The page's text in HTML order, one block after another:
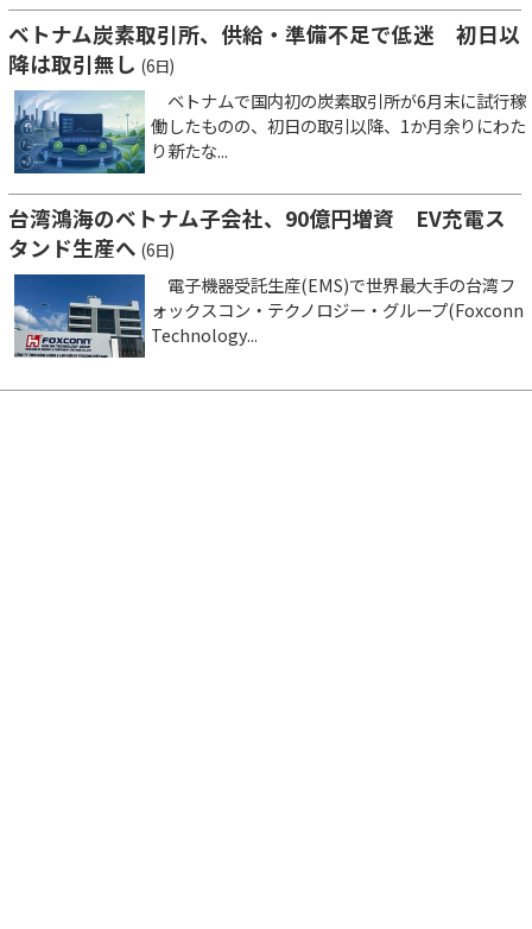
ベトナム炭素取引所、供給・準備不足で低迷 初日以
降は取引無し (6日)
ベトナムで国内初の炭素取引所が6月末に試行稼
働したものの、初日の取引以降、1か月余りにわた
り新たな...
台湾鴻海のベトナム子会社、90億円増資 EV充電ス
タンド生産へ (6日)
電子機器受託生産(EMS)で世界最大手の台湾フ
ォックスコン・テクノロジー・グループ(Foxconn
Technology...